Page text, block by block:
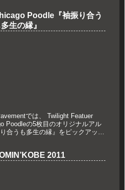
Poodle『袖振り合う
多生の縁』
では、 Twilight Featuer
Poodleの5枚目のオリジナルアル
合うも多生の縁』をピックアップ
2011